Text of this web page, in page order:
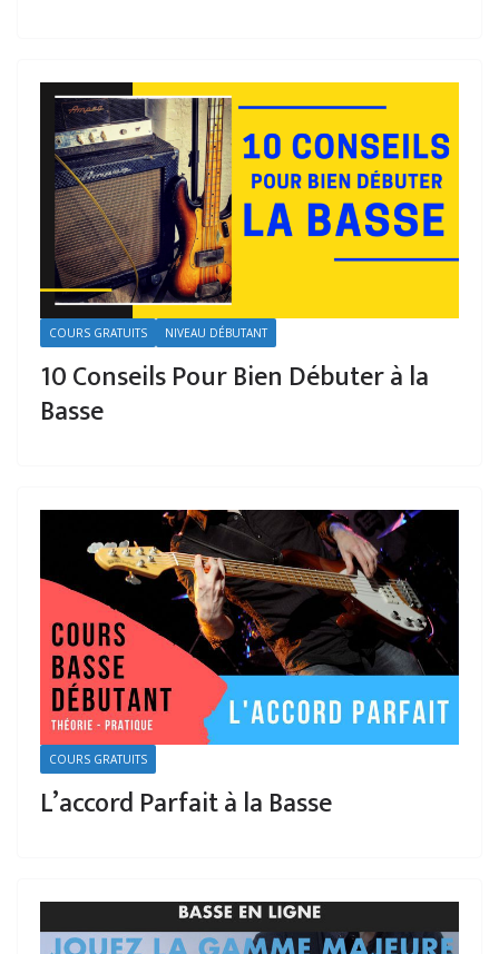
COURS GRATUITS NIVEAU DÉBUTANT
10 Conseils Pour Bien Débuter à la
Basse
COURS GRATUITS
L’accord Parfait à la Basse